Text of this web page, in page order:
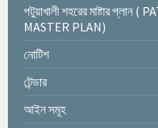
পটুয়াখালী শহরের মাষ্টার
MASTER PLAN)
নোটিশ
টেন্ডার
আইন সমূহ